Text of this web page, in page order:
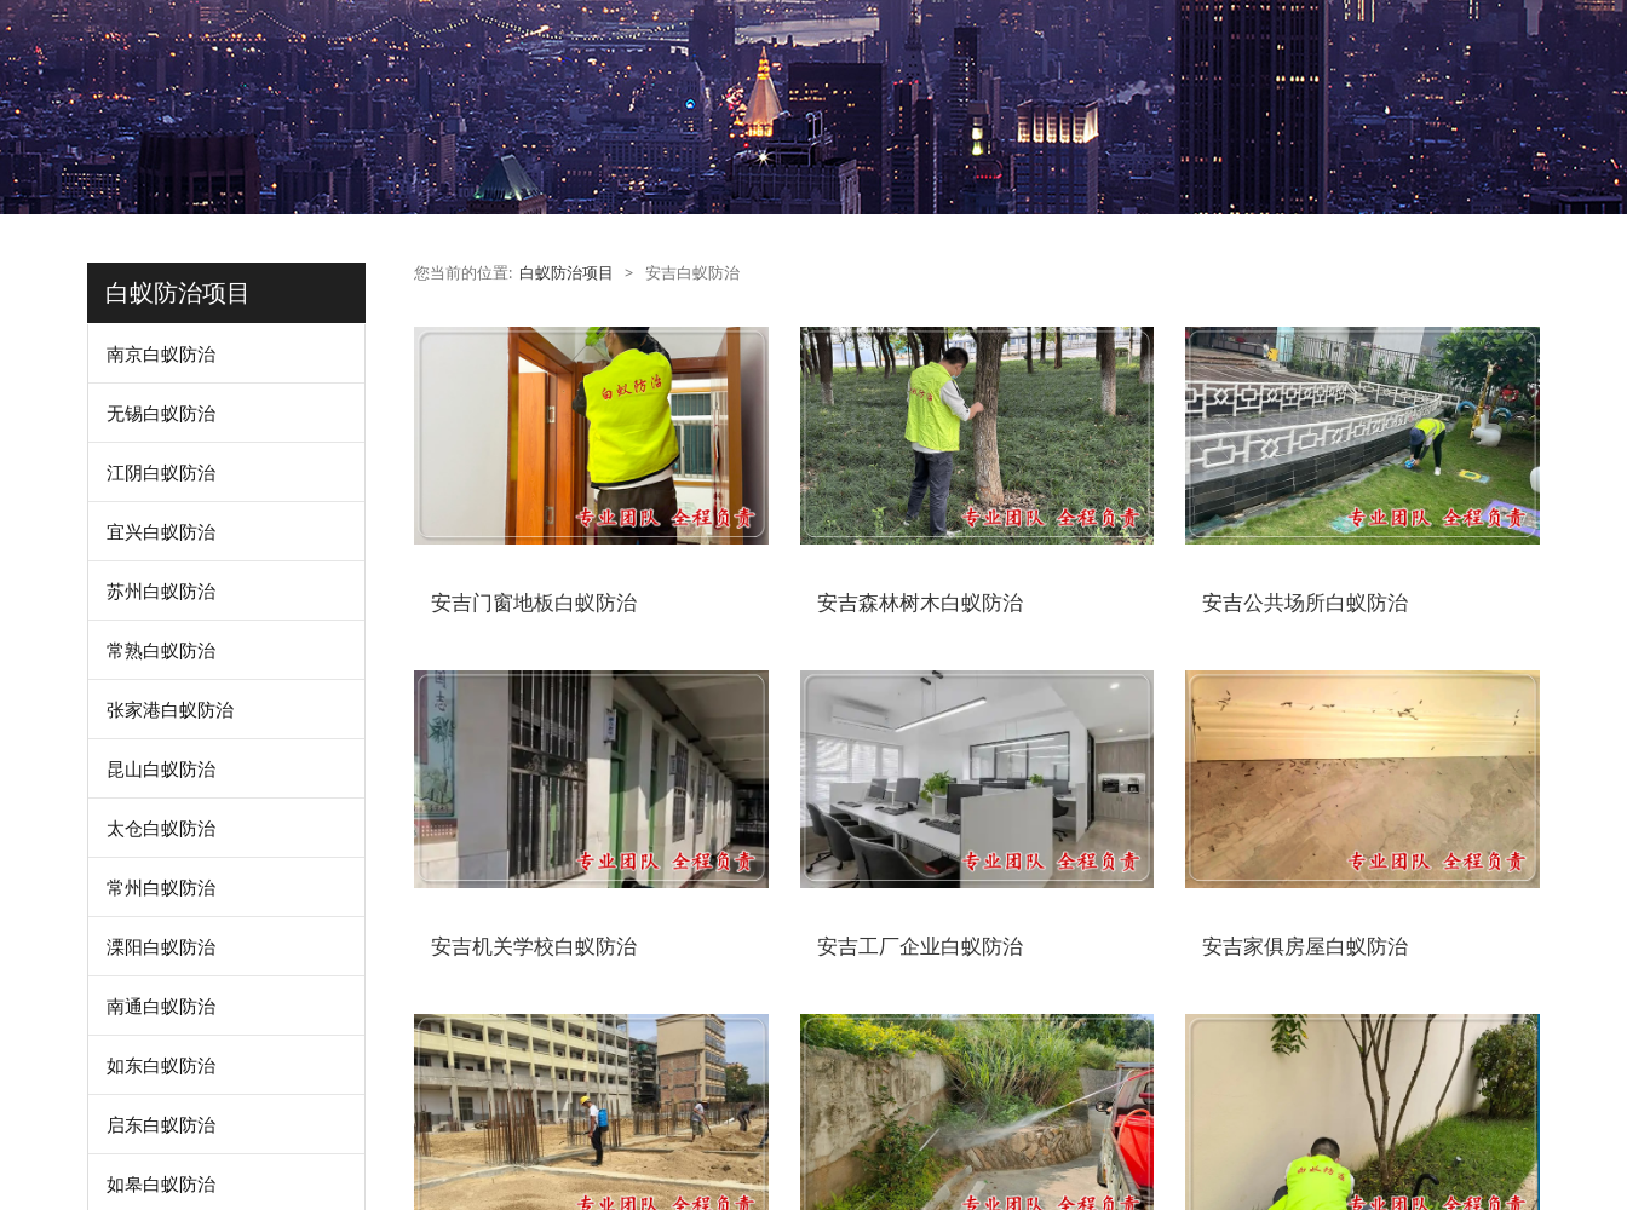
白蚁防治项目
南京白蚁防治
无锡白蚁防治
江阴白蚁防治
宜兴白蚁防治
苏州白蚁防治
常熟白蚁防治
张家港白蚁防治
昆山白蚁防治
太仓白蚁防治
常州白蚁防治
溧阳白蚁防治
南通白蚁防治
如东白蚁防治
启东白蚁防治
如皋白蚁防治
您当前的位置: 白蚁防治项目 > 安吉白蚁防治
安吉门窗地板白蚁防治 安吉森林树木白蚁防治 安吉公共场所白蚁防治
安吉机关学校白蚁防治 安吉工厂企业白蚁防治 安吉家俱房屋白蚁防治